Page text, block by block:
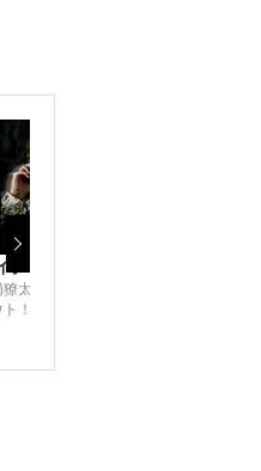
クアウト！
獠太初主演！】映画『フェイ
ト！』予告編｜6月20日(金)公